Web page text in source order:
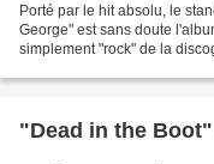
Porté par le hit absolu, le
George" est sans doute
simplement "rock" de la
"Dead in the